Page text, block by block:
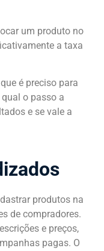
um produto no
a taxa
é preciso para
o passo a
e se vale a
produtos na
de compradores.
e preços,
pagas. O